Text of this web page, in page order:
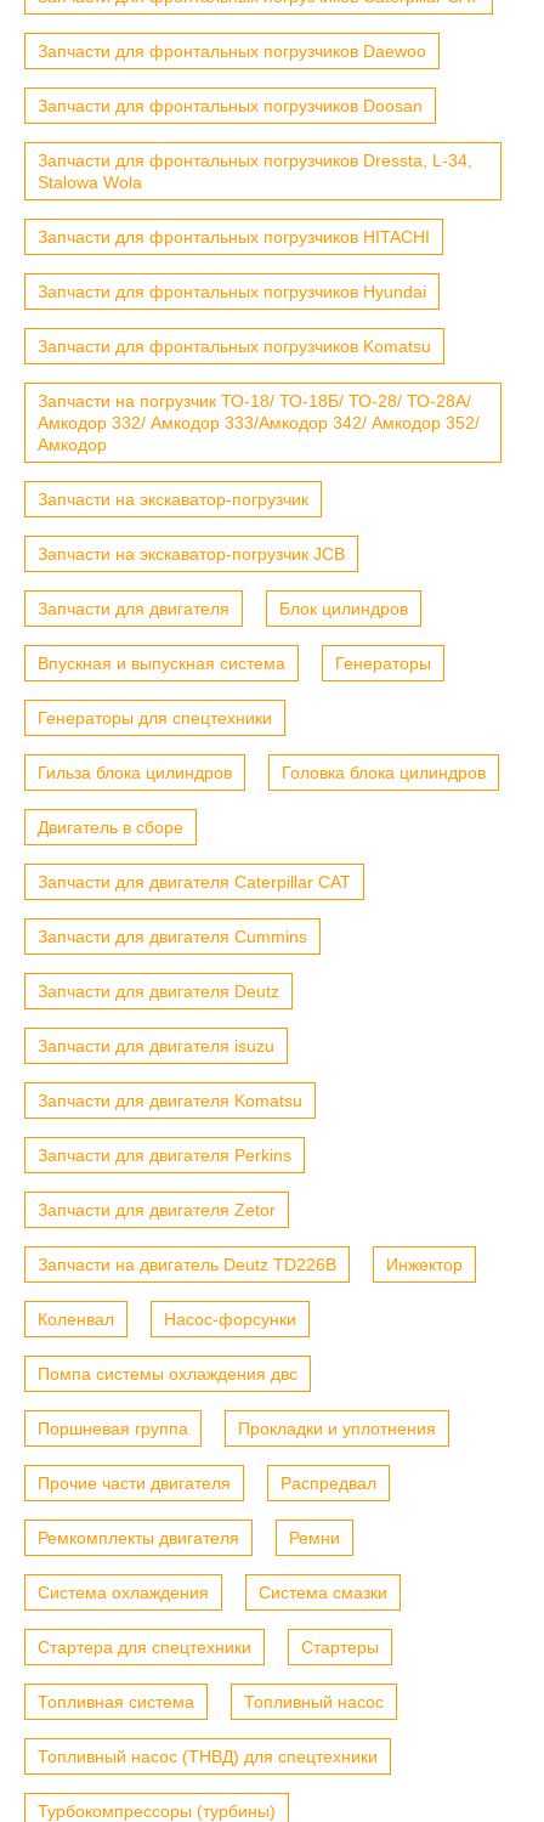
Запчасти для фронтальных погрузчиков Daewoo
Запчасти для фронтальных погрузчиков Doosan
Запчасти для фронтальных погрузчиков Dressta, L-34,
Stalowa Wola
Запчасти для фронтальных погрузчиков HITACHI
Запчасти для фронтальных погрузчиков Hyundai
Запчасти для фронтальных погрузчиков Komatsu
Запчасти на погрузчик ТО-18/ ТО-18Б/ ТО-28/ ТО-28А/
Амкодор 332/ Амкодор 333/Амкодор 342/ Амкодор 352/
Амкодор
Запчасти на экскаватор-погрузчик
Запчасти на экскаватор-погрузчик JCB
Запчасти для двигателя Блок цилиндров
Впускная и выпускная система Генераторы
Генераторы для спецтехники
Гильза блока цилиндров Головка блока цилиндров
Двигатель в сборе
Запчасти для двигателя Caterpillar CAT
Запчасти для двигателя Cummins
Запчасти для двигателя Deutz
Запчасти для двигателя isuzu
Запчасти для двигателя Komatsu
Запчасти для двигателя Perkins
Запчасти для двигателя Zetor
Запчасти на двигатель Deutz TD226B Инжектор
Коленвал Насос-форсунки
Помпа системы охлаждения двс
Поршневая группа Прокладки и уплотнения
Прочие части двигателя Распредвал
Ремкомплекты двигателя Ремни
Система охлаждения Система смазки
Стартера для спецтехники Стартеры
Топливная система Топливный насос
Топливный насос (ТНВД) для спецтехники
Турбокомпрессоры (турбины)